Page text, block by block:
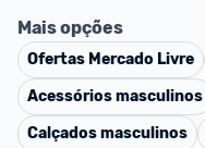
Mais opções
Ofertas Mercado Livre
Acessórios masculinos
Calçados masculinos